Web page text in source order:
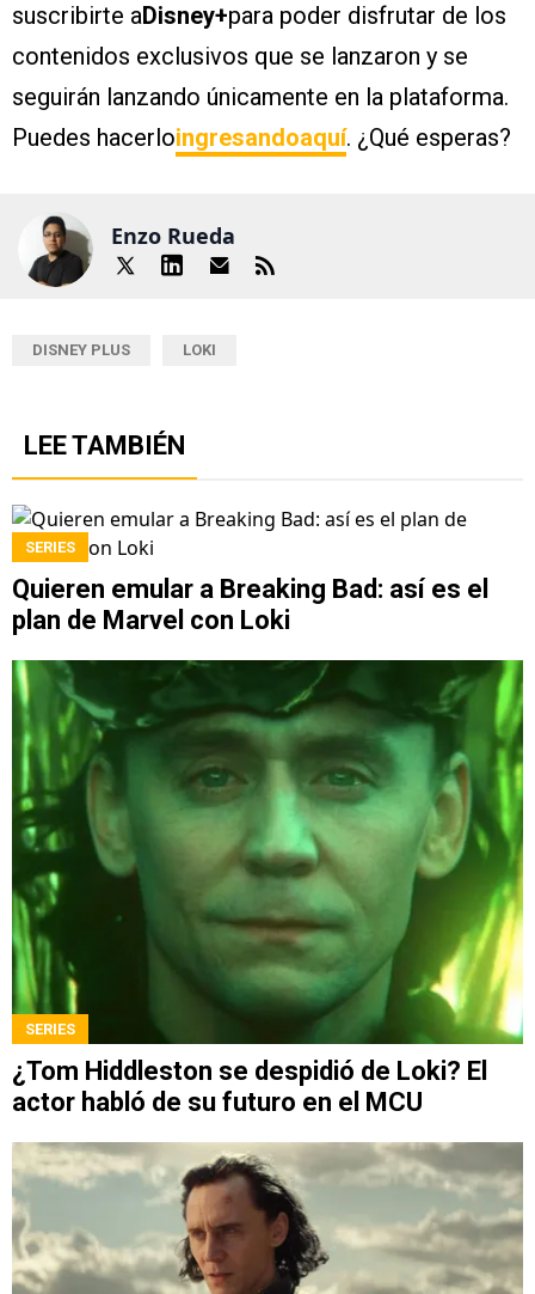
suscribirte aDisney+para poder disfrutar de los
contenidos exclusivos que se lanzaron y se
seguirán lanzando únicamente en la plataforma.
Puedes hacerloingresandoaquí. ¿Qué esperas?
Enzo Rueda
DISNEY PLUS LOKI
LEE TAMBIÉN
SERIES
Quieren emular a Breaking Bad: así es el
plan de Marvel con Loki
SERIES
¿Tom Hiddleston se despidió de Loki? El
actor habló de su futuro en el MCU